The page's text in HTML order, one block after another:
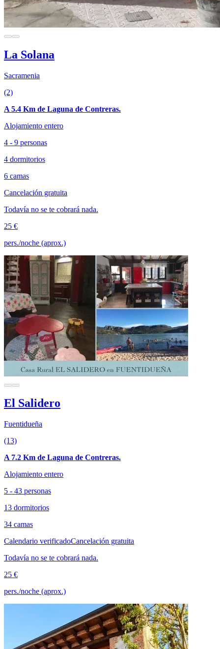
La Solana
Sacramenia
(2)
A 5.4 Km de Laguna de Contreras.
Alojamiento entero
4 - 9 personas
4 dormitorios
6 camas
Cancelación gratuita
Todavía no se te cobrará nada.
25 €
pers./noche (aprox.)
El Salidero
Fuentidueña
(13)
A 7.2 Km de Laguna de Contreras.
Alojamiento entero
5 - 43 personas
13 dormitorios
34 camas
Calendario verificadoCancelación gratuita
Todavía no se te cobrará nada.
25 €
pers./noche (aprox.)